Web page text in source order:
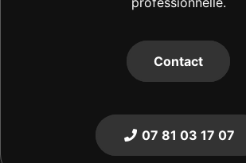
Contact
07 81 03 17 07